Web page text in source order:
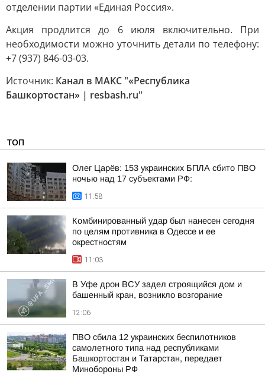
отделении партии «Единая Россия».
Акция продлится до 6 июля включительно. При
необходимости можно уточнить детали по телефону:
+7 (937) 846-03-03.
Источник: Канал в МАКС "«Республика
Башкортостан» | resbash.ru"
ТОП
Олег Царёв: 153 украинских БПЛА сбито ПВО
ночью над 17 субъектами РФ:
11:58
Комбинированный удар был нанесен сегодня
по целям противника в Одессе и ее
окрестностям
11:03
В Уфе дрон ВСУ задел строящийся дом и
башенный кран, возникло возгорание
12:06
ПВО сбила 12 украинских беспилотников
самолетного типа над республиками
Башкортостан и Татарстан, передает
Минобороны РФ